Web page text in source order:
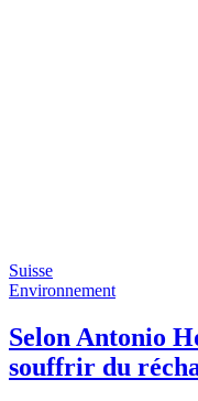
Suisse
Environnement
Selon Antonio
souffrir du